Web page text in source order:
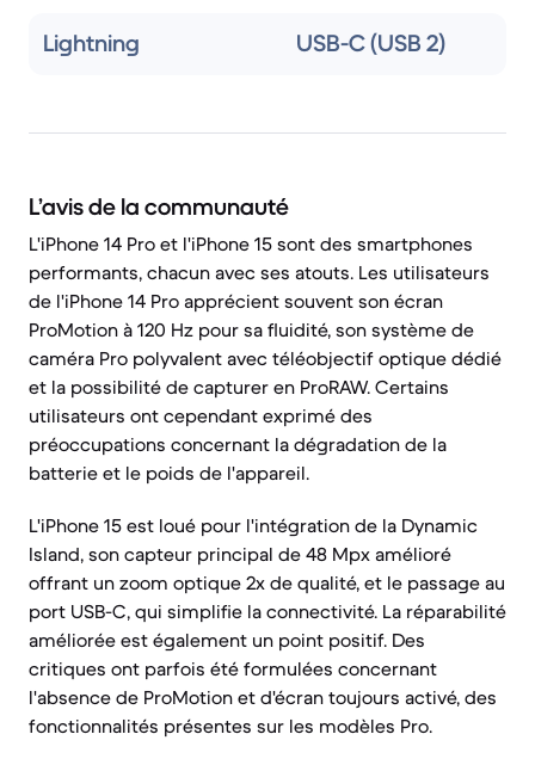
Lightning USB-C (USB 2)
L’avis de la communauté
L'iPhone 14 Pro et l'iPhone 15 sont des smartphones
performants, chacun avec ses atouts. Les utilisateurs
de l'iPhone 14 Pro apprécient souvent son écran
ProMotion à 120 Hz pour sa fluidité, son système de
caméra Pro polyvalent avec téléobjectif optique dédié
et la possibilité de capturer en ProRAW. Certains
utilisateurs ont cependant exprimé des
préoccupations concernant la dégradation de la
batterie et le poids de l'appareil.
L'iPhone 15 est loué pour l'intégration de la Dynamic
Island, son capteur principal de 48 Mpx amélioré
offrant un zoom optique 2x de qualité, et le passage au
port USB-C, qui simplifie la connectivité. La réparabilité
améliorée est également un point positif. Des
critiques ont parfois été formulées concernant
l'absence de ProMotion et d'écran toujours activé, des
fonctionnalités présentes sur les modèles Pro.